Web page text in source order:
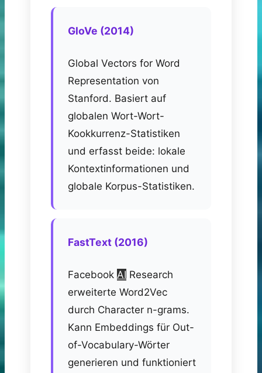
GloVe (2014)
Global Vectors for Word
Representation von
Stanford. Basiert auf
globalen Wort-Wort-
Kookkurrenz-Statistiken
und erfasst beide: lokale
Kontextinformationen und
globale Korpus-Statistiken.
FastText (2016)
Facebook AI Research
erweiterte Word2Vec
durch Character n-grams.
Kann Embeddings für Out-
of-Vocabulary-Wörter
generieren und funktioniert